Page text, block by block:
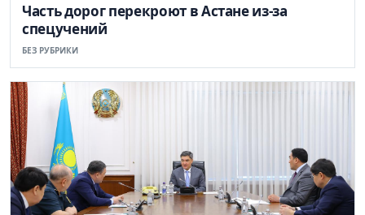
Часть дорог перекроют в Астане из-за
спецучений
БЕЗ РУБРИКИ